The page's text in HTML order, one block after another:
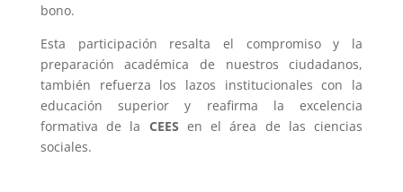
bono.
Esta participación resalta el compromiso y la
preparación académica de nuestros ciudadanos,
también refuerza los lazos institucionales con la
educación superior y reafirma la excelencia
formativa de la CEES en el área de las ciencias
sociales.